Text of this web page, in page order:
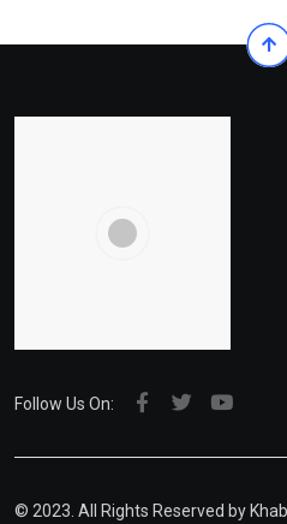
Follow Us On:
© 2023. All Rights Reserved by